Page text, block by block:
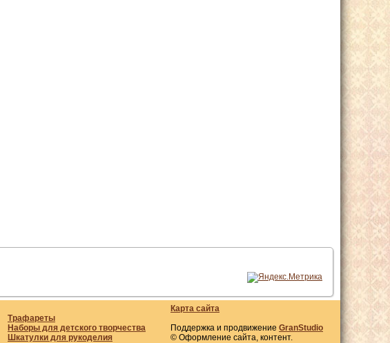
Трафареты
Наборы для детского творчества
Шкатулки для рукоделия
Карта сайта
Поддержка и продвижение GranStudio
© Оформление сайта, контент.